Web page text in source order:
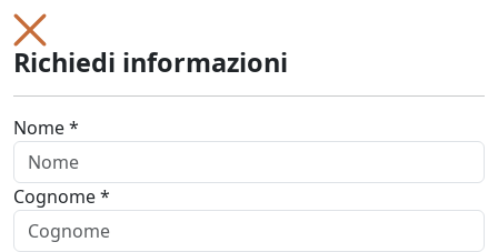
Richiedi informazioni
Nome *
Cognome *